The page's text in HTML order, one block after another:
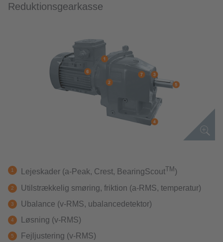
Reduktionsgearkasse
Lejeskader (a-Peak, Crest, BearingScoutTM )
Utilstrækkelig smøring, friktion (a-RMS, temperatur)
Ubalance (v-RMS, ubalancedetektor)
Løsning (v-RMS)
Fejljustering (v-RMS)